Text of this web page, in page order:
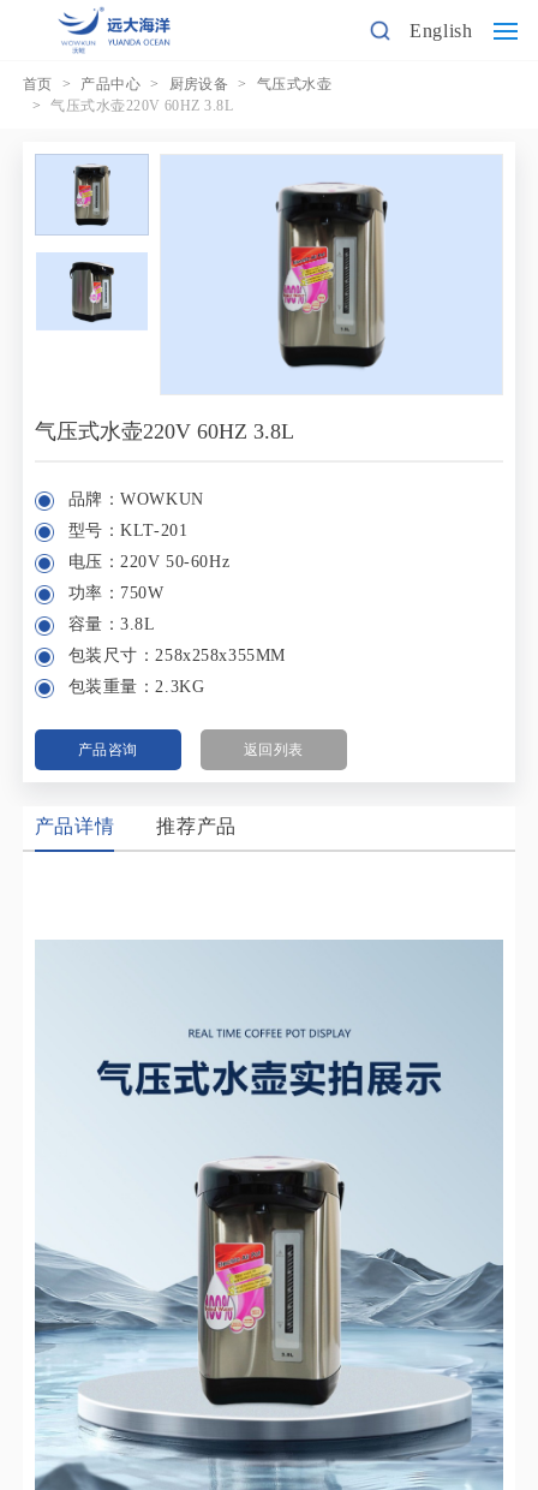
English
首页 产品中心 厨房设备
气压式水壶
气压式水壶220V 60HZ 3.8L
气压式水壶220V 60HZ 3.8L
品牌：WOWKUN
型号：KLT-201
电压：220V 50-60Hz
功率：750W
容量：3.8L
包装尺寸：258x258x355MM
包装重量：2.3KG
产品咨询 返回列表
产品详情 推荐产品